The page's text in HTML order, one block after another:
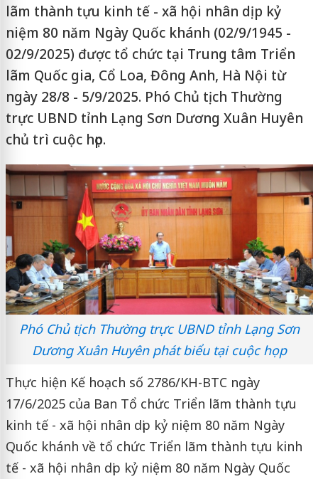
lãm thành tựu kinh tế - xã hội nhân dịp kỷ
niệm 80 năm Ngày Quốc khánh (02/9/1945 -
02/9/2025) được tổ chức tại Trung tâm Triển
lãm Quốc gia, Cổ Loa, Đông Anh, Hà Nội từ
ngày 28/8 - 5/9/2025. Phó Chủ tịch Thường
trực UBND tỉnh Lạng Sơn Dương Xuân Huyên
chủ trì cuộc họp.
Phó Chủ tịch Thường trực UBND tỉnh Lạng Sơn
Dương Xuân Huyên phát biểu tại cuộc họp
Thực hiện Kế hoạch số 2786/KH-BTC ngày
17/6/2025 của Ban Tổ chức Triển lãm thành tựu
kinh tế - xã hội nhân dịp kỷ niệm 80 năm Ngày
Quốc khánh về tổ chức Triển lãm thành tựu kinh
tế - xã hội nhân dịp kỷ niệm 80 năm Ngày Quốc